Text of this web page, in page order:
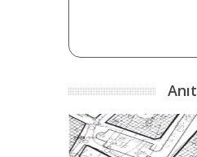
Anıt